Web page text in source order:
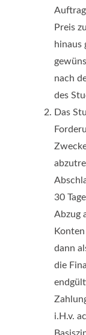
Preis
hinaus
nach
des
Das
30
Abzug
dann
die
i.H.v.